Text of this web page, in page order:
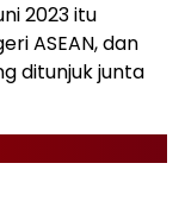
2023 itu
ASEAN, dan
ditunjuk junta